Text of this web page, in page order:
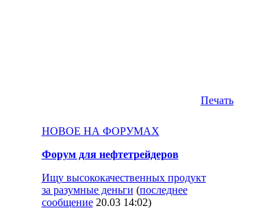
Печать
НОВОЕ НА ФОРУМАХ
Форум для нефтетрейдеров
Ищу высококачественных продукт
за разумные деньги (последнее
сообщение 20.03 14:02)